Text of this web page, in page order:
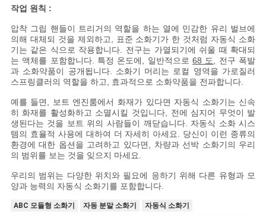
요
구
하
세
요
사
이
트
작업 원칙 :
압착 그립 핸들이 트리거의 역할을 하는 열에 민감한 유리 벌브에
의해 대체되 것을 제외하고, 표준 소화기가 한 것처럼 자동식 소화
기는 같은 식으로 작용합니다. 전구는 가열되기에 쉬울 때 확대되
는 액체를 포함합니다. 특정 온도에, 일반적으로68 도, 전구 폭발
과 소화약품이 공개됩니다. 소화기 머리는 로컬 영역을 가로질러
스프링클러의 역할을 하고, 효과적으로 소화약품을 전파합니다.
예를 들면, 보트 엔진룸에서 화재가 있다면 자동식 소화기는 신속
히 화재를 활성화하고 소멸시킬 것입니다, 전에 심지어 무엇이 발
생된다는 것을 보트 위의 사람들이 깨닫습니다. 자동식 소화 시스
템의 효율적 사용에 대하여 더 자세히 아세요. 당신이 이런 종류의
환경에 대한 옵션을 고려하고 있다면, 차량과 선박 소화기의 우리
의 범위를 보는 것을 잊으지 마세요.
우리의 범위는 다양한 위치와 필요에 응하기 위해 다른 유형과 모
양과 능력의 자동식 소화기를 포함합니다.
ABC 모듈형 소화기 자동 분말 소화기 자동식 소화기